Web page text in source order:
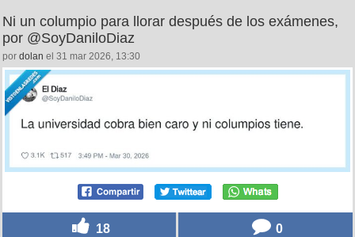
Ni un columpio para llorar después de los exámenes,
por @SoyDaniloDiaz
por dolan el 31 mar 2026, 13:30
18 0